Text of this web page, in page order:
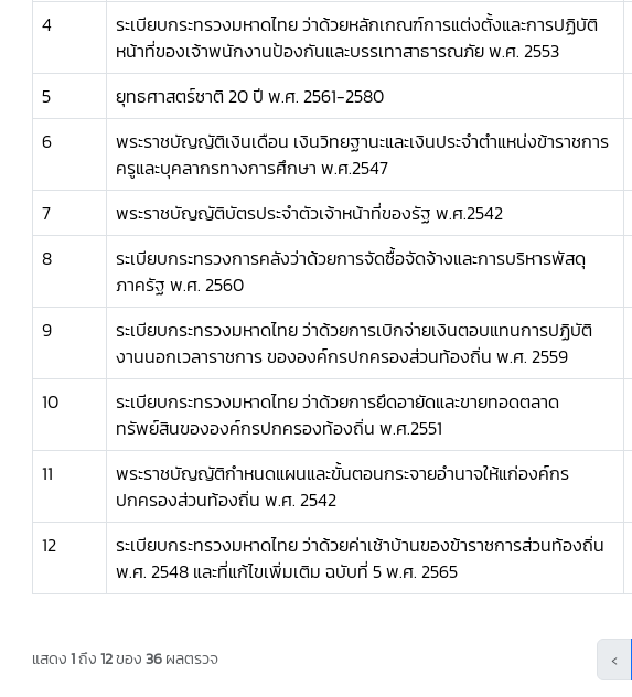
4
ระเบียบกระทรวงมหาดไทย ว่าด้วยหลักเกณฑ์การแต่งตั้งและการปฏิบัติ
หน้าที่ของเจ้าพนักงานป้องกันและบรรเทาสาธารณภัย พ.ศ. 2553
5 ยุทธศาสตร์ชาติ 20 ปี พ.ศ. 2561-2580
6
พระราชบัญญัติเงินเดือน เงินวิทยฐานะและเงินประจำตำแหน่งข้าราชการ
ครูและบุคลากรทางการศึกษา พ.ศ.2547
7 พระราชบัญญัติบัตรประจำตัวเจ้าหน้าที่ของรัฐ พ.ศ.2542
8
ระเบียบกระทรวงการคลังว่าด้วยการจัดซื้อจัดจ้างและการบริหารพัสดุ
ภาครัฐ พ.ศ. 2560
9
ระเบียบกระทรวงมหาดไทย ว่าด้วยการเบิกจ่ายเงินตอบแทนการปฏิบัติ
งานนอกเวลาราชการ ขององค์กรปกครองส่วนท้องถิ่น พ.ศ. 2559
10
ระเบียบกระทรวงมหาดไทย ว่าด้วยการยึดอายัดและขายทอดตลาด
ทรัพย์สินขององค์กรปกครองท้องถิ่น พ.ศ.2551
11
พระราชบัญญัติกำหนดแผนและขั้นตอนกระจายอำนาจให้แก่องค์กร
ปกครองส่วนท้องถิ่น พ.ศ. 2542
12
ระเบียบกระทรวงมหาดไทย ว่าด้วยค่าเช้าบ้านของข้าราชการส่วนท้องถิ่น
พ.ศ. 2548 และที่แก้ไขเพิ่มเติม ฉบับที่ 5 พ.ศ. 2565
แสดง1ถึง12ของ36ผลตรวจ ‹